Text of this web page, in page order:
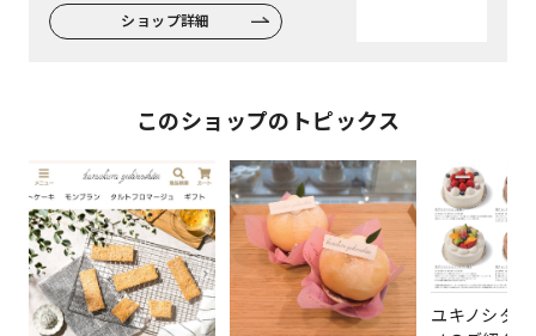
ショップ詳細
このショップのトピックス
ユキノシタ